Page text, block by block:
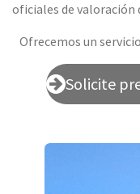
oficiales de valoración
Ofrecemos un
Solicite